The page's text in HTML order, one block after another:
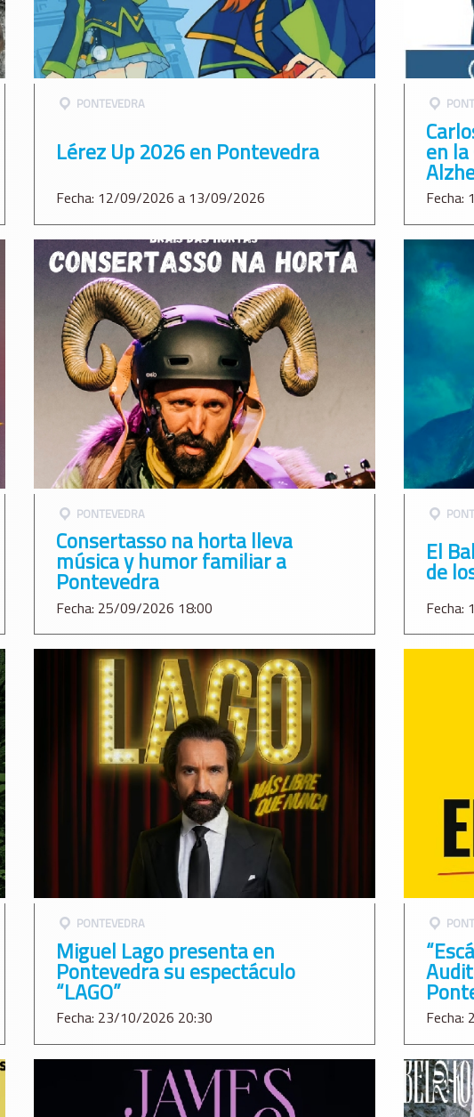
PONTEVEDRA
Lérez Up 2026 en Pontevedra
Fecha: 12/09/2026 a 13/09/2026
en
Fecha:
PONTEVEDRA
Consertasso na horta lleva
música y humor familiar a
Pontevedra
Fecha: 25/09/2026 18:00
El
de
Fecha:
PONTEVEDRA
Miguel Lago presenta en
Pontevedra su espectáculo
“LAGO”
Fecha: 23/10/2026 20:30 Fecha: